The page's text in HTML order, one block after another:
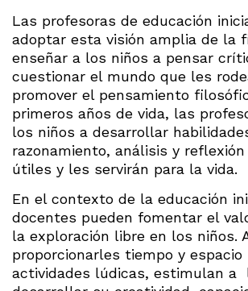
Las profesoras de educación
adoptar esta visión amplia de la
enseñar a los niños a pensar
cuestionar el mundo que les
promover el pensamiento
primeros años de vida, las
los niños a desarrollar
razonamiento, análisis y
útiles y les servirán para la vida.
En el contexto de la educación
docentes pueden fomentar el
la exploración libre en los niños.
proporcionarles tiempo y espacio
actividades lúdicas, estimulan a